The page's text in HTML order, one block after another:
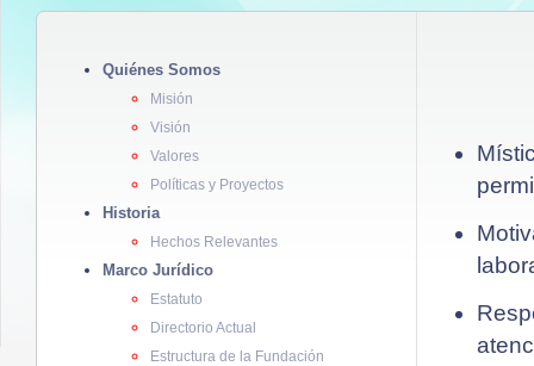
Quiénes Somos
Misión
Visión
Valores
Políticas y Proyectos
Historia
Hechos Relevantes
Marco Jurídico
Estatuto
Directorio Actual
Estructura de la Fundación